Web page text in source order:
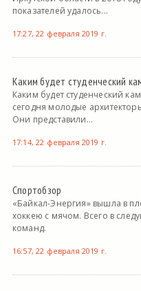
показателей удалось...
17:27, 22 февраля 2019 г.
Каким будет студенческий
Каким будет студенческий
сегодня молодые
Они представили...
17:14, 22 февраля 2019 г.
Спортобзор
«Байкал-Энергия» вышла в
хоккею с мячом. Всего в
команд.
16:57, 22 февраля 2019 г.